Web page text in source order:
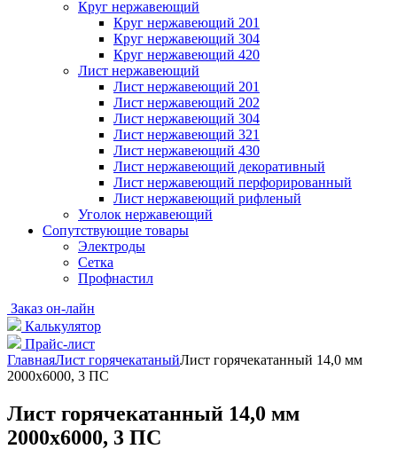
Круг нержавеющий
Круг нержавеющий 201
Круг нержавеющий 304
Круг нержавеющий 420
Лист нержавеющий
Лист нержавеющий 201
Лист нержавеющий 202
Лист нержавеющий 304
Лист нержавеющий 321
Лист нержавеющий 430
Лист нержавеющий декоративный
Лист нержавеющий перфорированный
Лист нержавеющий рифленый
Уголок нержавеющий
Cопутствующие товары
Электроды
Сетка
Профнастил
Заказ он-лайн
Калькулятор
Прайс-лист
ГлавнаяЛист горячекатаныйЛист горячекатанный 14,0 мм
2000х6000, 3 ПС
Лист горячекатанный 14,0 мм
2000х6000, 3 ПС